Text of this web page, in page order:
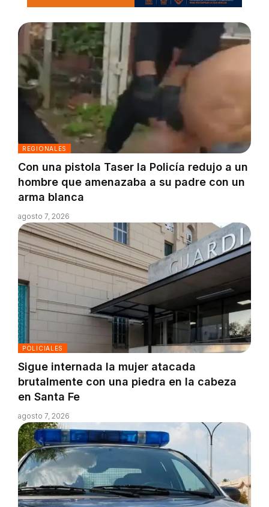
REGIONALES
Con una pistola Taser la Policía redujo a un
hombre que amenazaba a su padre con un
arma blanca
agosto 7, 2026
POLICIALES
Sigue internada la mujer atacada
brutalmente con una piedra en la cabeza
en Santa Fe
agosto 7, 2026